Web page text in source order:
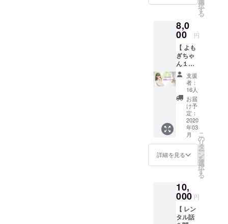
所で面
て欲し
いこと
でも日
頃の疑
問でも
何でも
かまい
ませ
ん。 そ
のテー
マにつ
いてみ
んなで
お話し
てきま
しょ
う。 私
で話す
のが苦
手な方
も是
非！ 日
しま
う。舞
踏会と
書いて
ありま
すが実
質お茶
会で
す。 事
前に参
加され
る皆様
には話
したい
内容を
お聞き
しま
す。相
て欲し
いこと
でも日
頃の疑
問でも
択
す
る
8,0
00 円
【 よも
ぎちゃ
ん１時
間レン
タル 】
話を聞
く以外
のレン
タルも
承りま
す！ ・
事前に
依頼内
容を明
確に伝
えてく
い。 出
来る限
り柔軟
な対応
をしま
支援
者：
16人
お届
け予
定：
2020
年03
月
詳細を見る
こ
の
リ
タ
ー
ン
を
選
択
す
る
10,
000 円
【 レン
タル話